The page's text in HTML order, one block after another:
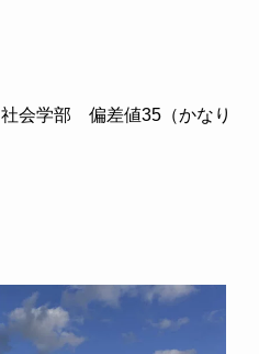
社会学部 偏差値35（かなり